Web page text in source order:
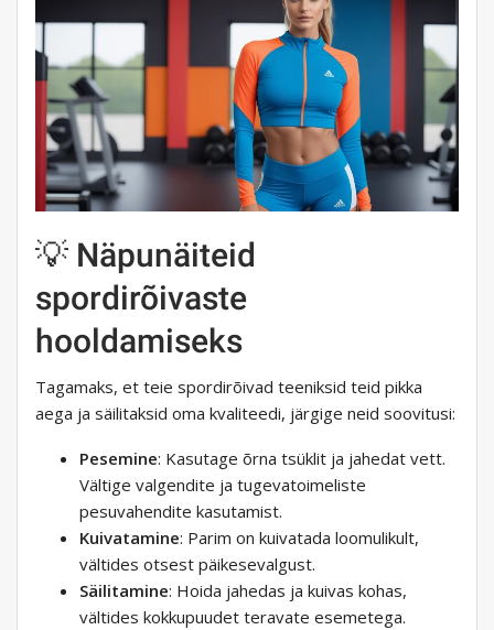
💡 Näpunäiteid
spordirõivaste
hooldamiseks
Tagamaks, et teie spordirõivad teeniksid teid pikka
aega ja säilitaksid oma kvaliteedi, järgige neid soovitusi:
Pesemine: Kasutage õrna tsüklit ja jahedat vett.
Vältige valgendite ja tugevatoimeliste
pesuvahendite kasutamist.
Kuivatamine: Parim on kuivatada loomulikult,
vältides otsest päikesevalgust.
Säilitamine: Hoida jahedas ja kuivas kohas,
vältides kokkupuudet teravate esemetega.